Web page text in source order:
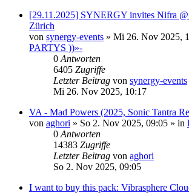
[29.11.2025] SYNERGY invites Nifra
Zürich
von synergy-events » Mi 26. Nov 2025,
PARTYS ))»-
0 Antworten
6405 Zugriffe
Letzter Beitrag von synergy-events
Mi 26. Nov 2025, 10:17
VA - Mad Powers (2025, Sonic Tantra
von aghori » So 2. Nov 2025, 09:05 » in
0 Antworten
14383 Zugriffe
Letzter Beitrag von aghori
So 2. Nov 2025, 09:05
I want to buy this pack: Vibrasphere